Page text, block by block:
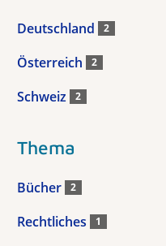
Deutschland 2
Österreich 2
Schweiz 2
Thema
Bücher 2
Rechtliches 1